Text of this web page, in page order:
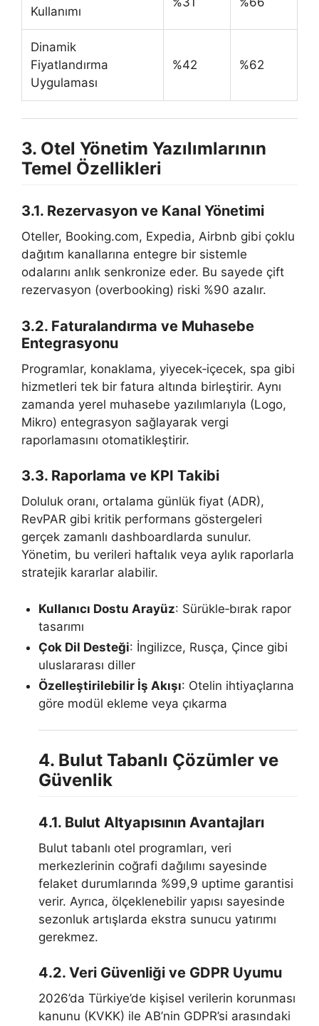
Kullanımı
Dinamik
Fiyatlandırma
Uygulaması
%42 %62
3. Otel Yönetim Yazılımlarının
Temel Özellikleri
3.1. Rezervasyon ve Kanal Yönetimi
Oteller, Booking.com, Expedia, Airbnb gibi çoklu
dağıtım kanallarına entegre bir sistemle
odalarını anlık senkronize eder. Bu sayede çift
rezervasyon (overbooking) riski %90 azalır.
3.2. Faturalandırma ve Muhasebe
Entegrasyonu
Programlar, konaklama, yiyecek‑içecek, spa gibi
hizmetleri tek bir fatura altında birleştirir. Aynı
zamanda yerel muhasebe yazılımlarıyla (Logo,
Mikro) entegrasyon sağlayarak vergi
raporlamasını otomatikleştirir.
3.3. Raporlama ve KPI Takibi
Doluluk oranı, ortalama günlük fiyat (ADR),
RevPAR gibi kritik performans göstergeleri
gerçek zamanlı dashboardlarda sunulur.
Yönetim, bu verileri haftalık veya aylık raporlarla
stratejik kararlar alabilir.
Kullanıcı Dostu Arayüz: Sürükle‑bırak rapor
tasarımı
Çok Dil Desteği: İngilizce, Rusça, Çince gibi
uluslararası diller
Özelleştirilebilir İş Akışı: Otelin ihtiyaçlarına
göre modül ekleme veya çıkarma
4. Bulut Tabanlı Çözümler ve
Güvenlik
4.1. Bulut Altyapısının Avantajları
Bulut tabanlı otel programları, veri
merkezlerinin coğrafi dağılımı sayesinde
felaket durumlarında %99,9 uptime garantisi
verir. Ayrıca, ölçeklenebilir yapısı sayesinde
sezonluk artışlarda ekstra sunucu yatırımı
gerekmez.
4.2. Veri Güvenliği ve GDPR Uyumu
2026’da Türkiye’de kişisel verilerin korunması
kanunu (KVKK) ile AB’nin GDPR’si arasındaki